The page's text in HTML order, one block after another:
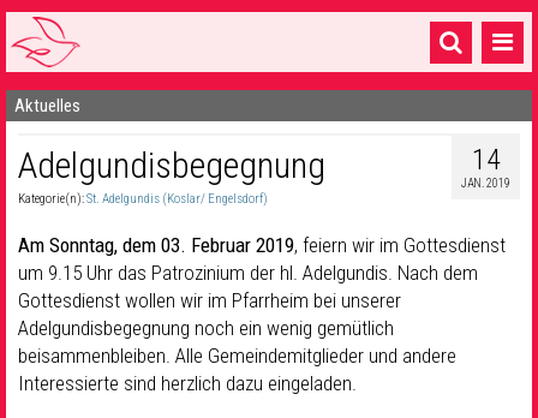
Startseite
1 Pfarrei
16 Gemeinden & mehr
Gottesdienste & Sinnsuche
Sakramente & Feste
Gemeinschaft & Soziales
Aktuelles
14
JAN. 2019
Adelgundisbegegnung
Kategorie(n):St. Adelgundis (Koslar/ Engelsdorf)
Am Sonntag, dem 03. Februar 2019, feiern wir im Gottesdienst
um 9.15 Uhr das Patrozinium der hl. Adelgundis. Nach dem
Gottesdienst wollen wir im Pfarrheim bei unserer
Adelgundisbegegnung noch ein wenig gemütlich
beisammenbleiben. Alle Gemeindemitglieder und andere
Interessierte sind herzlich dazu eingeladen.